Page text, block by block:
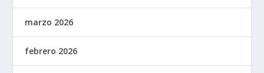
marzo 2026
febrero 2026